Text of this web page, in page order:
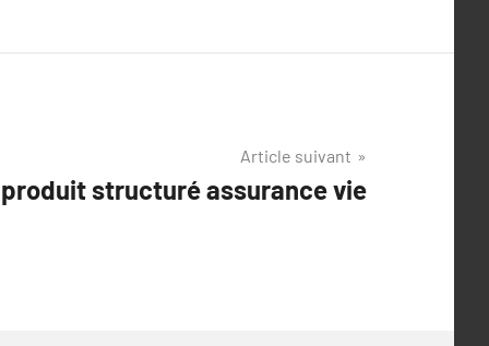
Article suivant
structuré assurance vie